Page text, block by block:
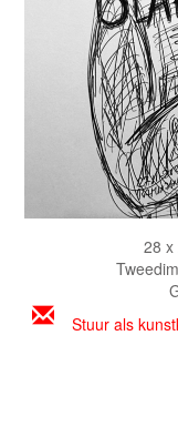
28 x
Stuur als